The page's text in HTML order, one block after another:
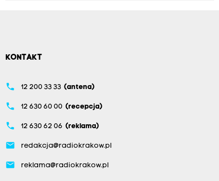
KONTAKT
phone 12 200 33 33 (antena)
phone 12 630 60 00 (recepcja)
phone 12 630 62 06 (reklama)
email redakcja@radiokrakow.pl
email reklama@radiokrakow.pl